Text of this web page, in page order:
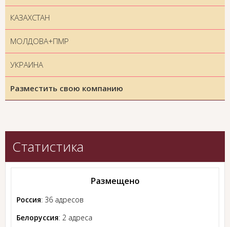
КАЗАХСТАН
МОЛДОВА+ПМР
УКРАИНА
Разместить свою компанию
Статистика
Размещено
Россия: 36 адресов
Белоруссия: 2 адреса